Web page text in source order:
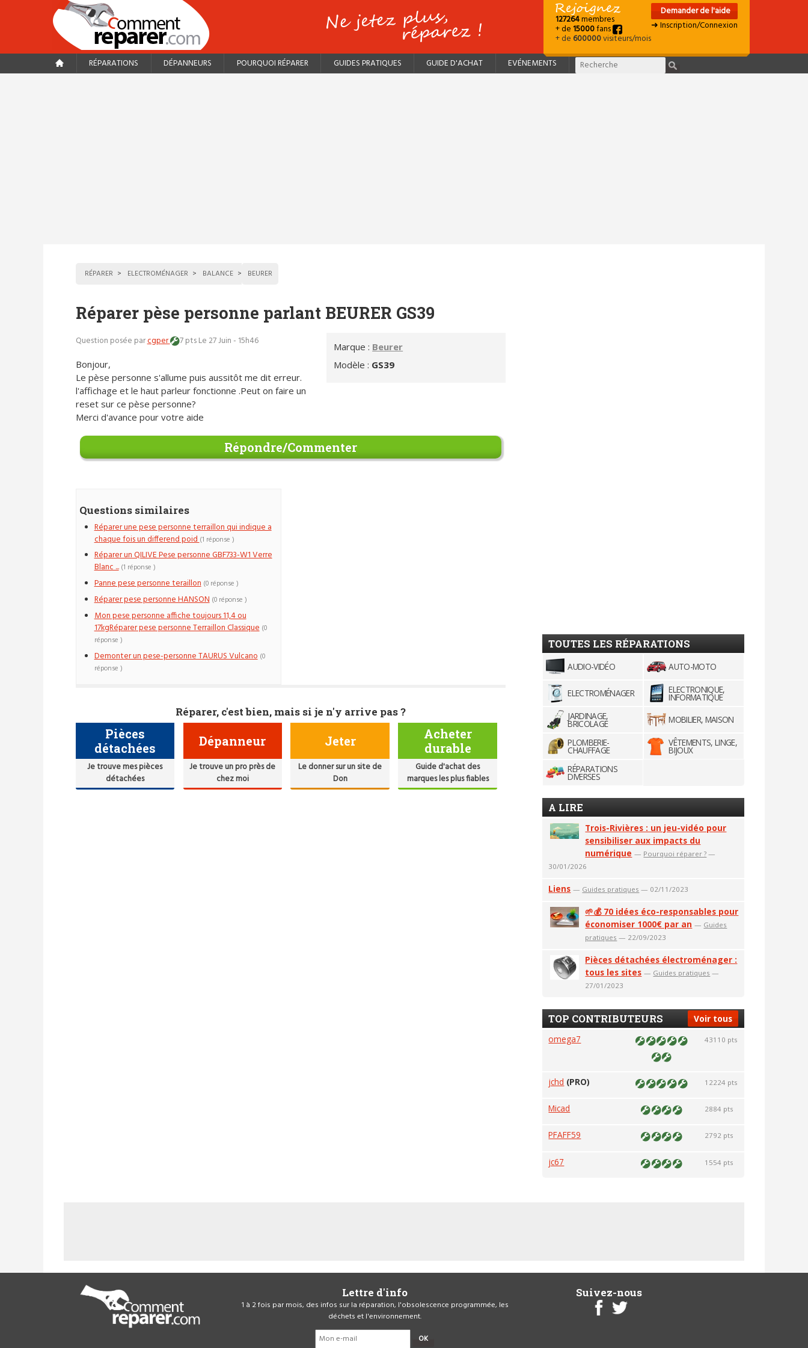
127264membres
+ de15000fans
+ de600000visiteurs/mois
Demander de l'aide
➜ Inscription/Connexion
RÉPARATIONS DÉPANNEURS POURQUOI RÉPARER GUIDES PRATIQUES GUIDE D'ACHAT EVÉNEMENTS
RÉPARER ELECTROMÉNAGER BALANCE BEURER
Réparer pèse personne parlant BEURER GS39
Marque : Beurer
Modèle : GS39
Question posée parcgper 7 ptsLe 27 Juin - 15h46
Bonjour,
Le pèse personne s'allume puis aussitôt me dit erreur.
l'affichage et le haut parleur fonctionne .Peut on faire un
reset sur ce pèse personne?
Merci d'avance pour votre aide
Répondre/Commenter
Questions similaires
Réparer une pese personne terraillon qui indique a
chaque fois un differend poid(1 réponse )
Réparer un QILIVE Pese personne GBF733-W1 Verre
Blanc ... (1 réponse )
Panne pese personne teraillon (0 réponse )
Réparer pese personne HANSON (0 réponse )
Mon pese personne affiche toujours 11,4 ou
17kgRéparer pese personne Terraillon Classique (0
réponse )
Demonter un pese-personne TAURUS Vulcano (0
réponse )
Réparer, c'est bien, mais si je n'y arrive pas ?
Pièces
détachées
Je trouve mes pièces
détachées
Dépanneur
Je trouve un pro près de
chez moi
Jeter
Le donner sur un site de
Don
Acheter
durable
Guide d'achat des
marques les plus fiables
TOUTES LES RÉPARATIONS
AUDIO-VIDÉO AUTO-MOTO
ELECTROMÉNAGER ELECTRONIQUE,
INFORMATIQUE
JARDINAGE,
BRICOLAGE
MOBILIER, MAISON
PLOMBERIE-
CHAUFFAGE
VÊTEMENTS, LINGE,
BIJOUX
RÉPARATIONS
DIVERSES
A LIRE
Trois-Rivières : un jeu-vidéo pour
sensibiliser aux impacts du
numérique — Pourquoi réparer ? —
30/01/2026
Liens — Guides pratiques — 02/11/2023
🌱💰 70 idées éco-responsables pour
économiser 1000€ par an — Guides
pratiques — 22/09/2023
Pièces détachées électroménager :
tous les sites — Guides pratiques —
27/01/2023
Voir tous
TOP CONTRIBUTEURS
omega7 43110 pts
jchd (PRO) 12224 pts
Micad 2884 pts
PFAFF59 2792 pts
jc67 1554 pts
Lettre d'info
1 à 2 fois par mois, des infos sur la réparation, l'obsolescence programmée, les
déchets et l'environnement.
OK
Suivez-nous